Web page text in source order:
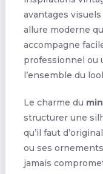
avantages visuels
allure moderne
accompagne
professionnel ou
l’ensemble du
Le charme du
structurer une
qu’il faut
ou ses
jamais